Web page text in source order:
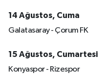
14 Ağustos, Cuma
Galatasaray - Çorum FK
15 Ağustos, Cumartesi
Konyaspor - Rizespor